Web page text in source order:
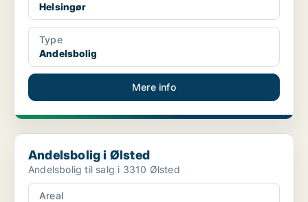
Helsingør
Type
Andelsbolig
Mere info
Andelsbolig i Ølsted
Andelsbolig i Ølsted
Andelsbolig til salg i 3310 Ølsted
Areal